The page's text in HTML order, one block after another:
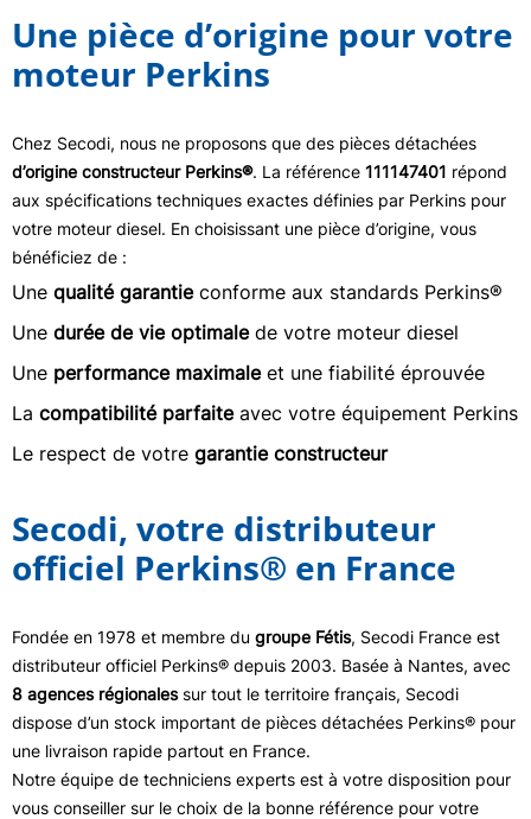
Une pièce d’origine pour votre
moteur Perkins
Chez Secodi, nous ne proposons que des pièces détachées
d’origine constructeur Perkins®. La référence 111147401 répond
aux spécifications techniques exactes définies par Perkins pour
votre moteur diesel. En choisissant une pièce d’origine, vous
bénéficiez de :
Une qualité garantieconforme aux standards Perkins®
Une durée de vie optimalede votre moteur diesel
Une performance maximaleet une fiabilité éprouvée
La compatibilité parfaiteavec votre équipement Perkins
Le respect de votre garantie constructeur
Secodi, votre distributeur
officiel Perkins® en France
Fondée en 1978 et membre du groupe Fétis, Secodi France est
distributeur officiel Perkins® depuis 2003. Basée à Nantes, avec
8 agences régionalessur tout le territoire français, Secodi
dispose d’un stock important de pièces détachées Perkins® pour
une livraison rapide partout en France.
Notre équipe de techniciens experts est à votre disposition pour
vous conseiller sur le choix de la bonne référence pour votre